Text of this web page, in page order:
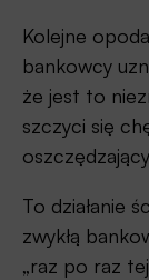
Kolejne
bankowcy
że jest to
szczyci się
To działanie
zwykłą
„raz po raz